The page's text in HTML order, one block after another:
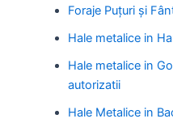
Foraje Puțuri și
Hale metalice in
Hale metalice in
autorizatii
Hale Metalice in